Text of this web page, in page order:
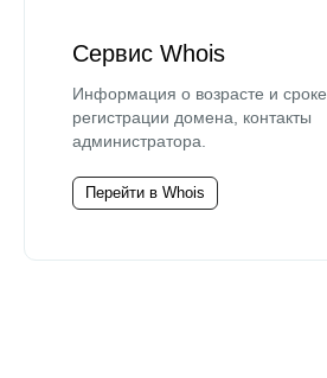
Сервис Whois
Информация о возрасте и сроке
регистрации домена, контакты
администратора.
Перейти в Whois